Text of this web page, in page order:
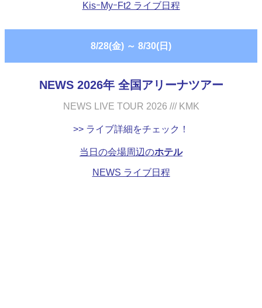
KisｰMyｰFt2 ライブ日程
8/28(金) ～ 8/30(日)
NEWS 2026年 全国アリーナツアー
NEWS LIVE TOUR 2026 /// KMK
>> ライブ詳細をチェック！
当日の会場周辺のホテル
NEWS ライブ日程